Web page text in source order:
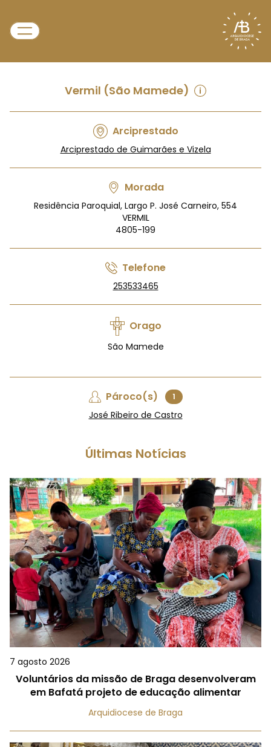
Vermil (São Mamede)
Arciprestado
Arciprestado de Guimarães e Vizela
Morada
Residência Paroquial, Largo P. José Carneiro, 554
VERMIL
4805-199
Telefone
253533465
Orago
São Mamede
Pároco(s) 1
José Ribeiro de Castro
Últimas Notícias
7 agosto 2026
Voluntários da missão de Braga desenvolveram
em Bafatá projeto de educação alimentar
Arquidiocese de Braga